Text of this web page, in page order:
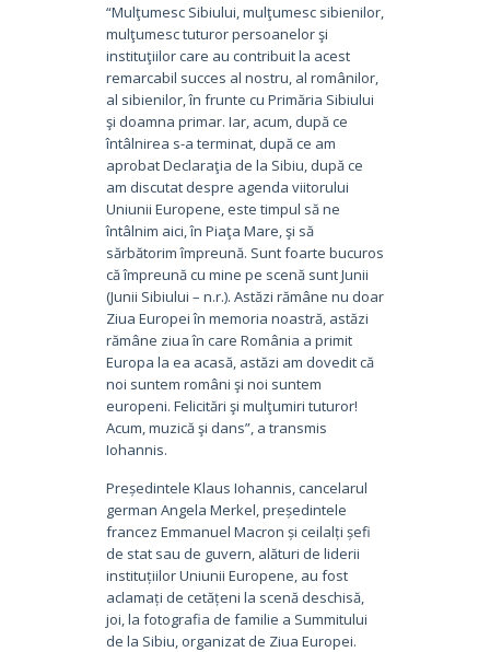
“Mulţumesc Sibiului, mulţumesc sibienilor,
mulţumesc tuturor persoanelor şi
instituţiilor care au contribuit la acest
remarcabil succes al nostru, al românilor,
al sibienilor, în frunte cu Primăria Sibiului
şi doamna primar. Iar, acum, după ce
întâlnirea s-a terminat, după ce am
aprobat Declaraţia de la Sibiu, după ce
am discutat despre agenda viitorului
Uniunii Europene, este timpul să ne
întâlnim aici, în Piaţa Mare, şi să
sărbătorim împreună. Sunt foarte bucuros
că împreună cu mine pe scenă sunt Junii
(Junii Sibiului – n.r.). Astăzi rămâne nu doar
Ziua Europei în memoria noastră, astăzi
rămâne ziua în care România a primit
Europa la ea acasă, astăzi am dovedit că
noi suntem români şi noi suntem
europeni. Felicitări şi mulţumiri tuturor!
Acum, muzică şi dans”, a transmis
Iohannis.
Președintele Klaus Iohannis, cancelarul
german Angela Merkel, președintele
francez Emmanuel Macron și ceilalți șefi
de stat sau de guvern, alături de liderii
instituțiilor Uniunii Europene, au fost
aclamați de cetățeni la scenă deschisă,
joi, la fotografia de familie a Summitului
de la Sibiu, organizat de Ziua Europei.